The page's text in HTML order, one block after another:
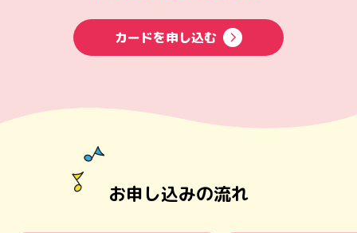
カードを申し込む
お申し込みの流れ